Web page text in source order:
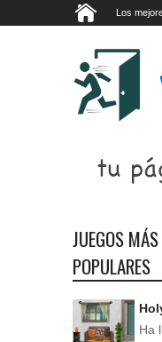
Los
JUEGOS MÁS
POPULARES
Ha